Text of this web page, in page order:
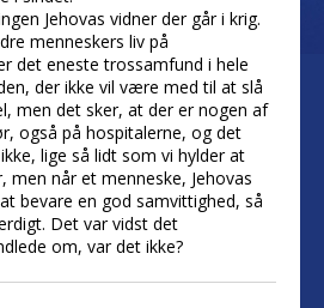
Jehovas vidner der går i krig.
menneskers liv på
det eneste trossamfund i hele
der ikke vil være med til at slå
men det sker, at der er nogen af
også på hospitalerne, og det
lige så lidt som vi hylder at
men når et menneske, Jehovas
bevare en god samvittighed, så
Det var vidst det
om, var det ikke?